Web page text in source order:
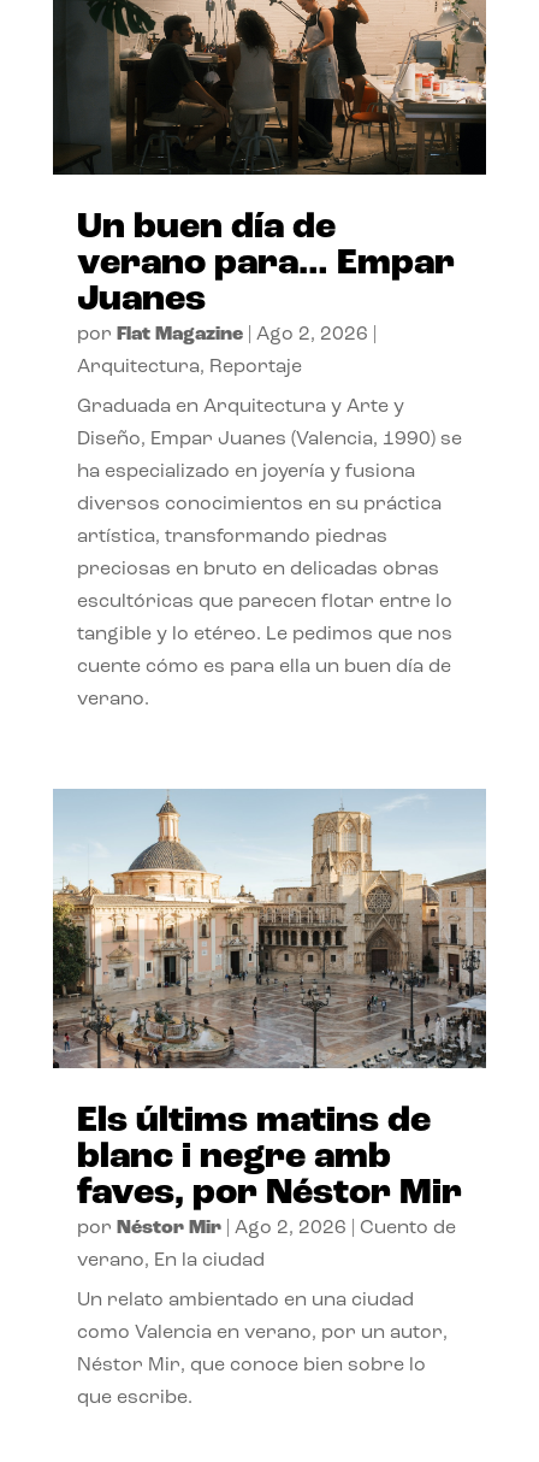
Un buen día de
verano para… Empar
Juanes
por Flat Magazine| Ago 2, 2026
Arquitectura, Reportaje
Graduada en Arquitectura y Arte y
Diseño, Empar Juanes (Valencia, 1990) se
ha especializado en joyería y fusiona
diversos conocimientos en su práctica
artística, transformando piedras
preciosas en bruto en delicadas obras
escultóricas que parecen flotar entre lo
tangible y lo etéreo. Le pedimos que nos
cuente cómo es para ella un buen día de
verano.
Els últims matins de
blanc i negre amb
faves, por Néstor Mir
por Néstor Mir| Ago 2, 2026
Cuento de
verano, En la ciudad
Un relato ambientado en una ciudad
como Valencia en verano, por un autor,
Néstor Mir, que conoce bien sobre lo
que escribe.